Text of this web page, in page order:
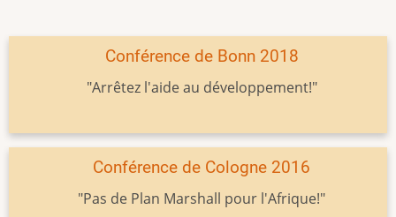
Conférence de Bonn 2018
"Arrêtez l'aide au développement!"
Conférence de Cologne 2016
"Pas de Plan Marshall pour l'Afrique!"